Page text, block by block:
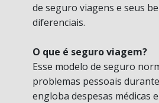
de seguro viagens e seus
diferenciais.
O que é seguro viagem?
Esse modelo de seguro
problemas pessoais
engloba despesas médicas